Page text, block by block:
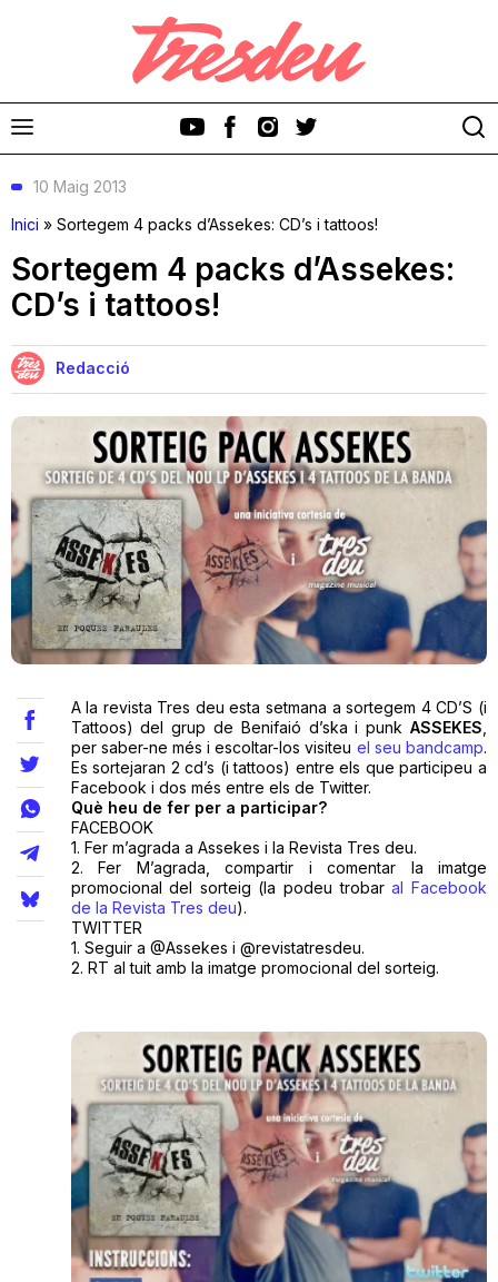
Discos
Cinema i Televisió
Festivals
Teatre
Internet
Opinió
Llibres
Llocs
10 Maig 2013
Inici » Sortegem 4 packs d’Assekes: CD’s i tattoos!
Sortegem 4 packs d’Assekes:
CD’s i tattoos!
Redacció
A la revista Tres deu esta setmana a sortegem 4 CD’S (i
Tattoos) del grup de Benifaió d’ska i punk ASSEKES
per saber-ne més i escoltar-los visiteu el seu bandcamp.
Es sortejaran 2 cd’s (i tattoos) entre els que participeu a
Facebook i dos més entre els de Twitter.
Què heu de fer per a participar?
FACEBOOK
1. Fer m’agrada a Assekes i la Revista Tres deu.
2. Fer M’agrada, compartir i comentar la imatge
promocional del sorteig (la podeu trobaral Facebook
de la Revista Tres deu).
TWITTER
1. Seguir a @Assekes i @revistatresdeu.
2. RT al tuit amb la imatge promocional del sorteig.